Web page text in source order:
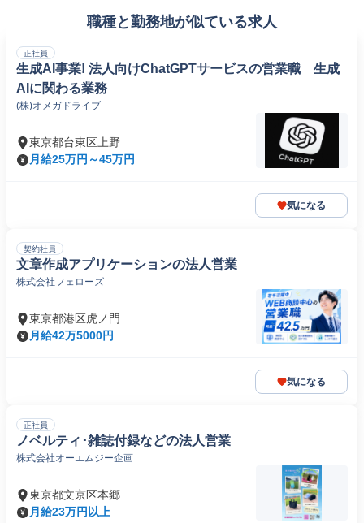
職種と勤務地が似ている求人
正社員
生成AI事業! 法人向けChatGPTサービスの営業職 生成
AIに関わる業務
(株)オメガドライブ
東京都台東区上野
月給25万円～45万円
気になる
契約社員
文章作成アプリケーションの法人営業
株式会社フェローズ
東京都港区虎ノ門
月給42万5000円
気になる
正社員
ノベルティ･雑誌付録などの法人営業
株式会社オーエムジー企画
東京都文京区本郷
月給23万円以上